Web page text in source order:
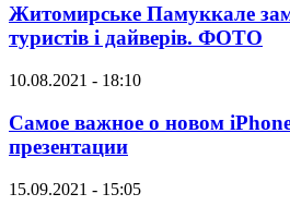
Житомирське Памуккале
туристів і дайверів. ФОТО
10.08.2021 - 18:10
Самое важное о новом
презентации
15.09.2021 - 15:05